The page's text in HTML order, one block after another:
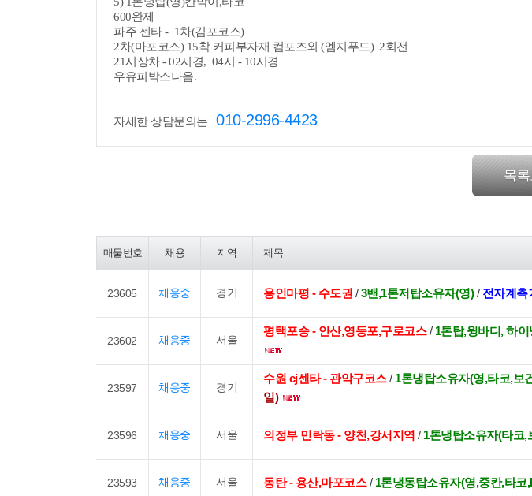
600완제
파주 센타 - 1차(김포코스)
2차(마포코스) 15착 커피부자재 컴포즈외 (엠지푸드) 2회전
21시상차 - 02시경, 04시 - 10시경
우유피박스나옴.
자세한 상담문의는 010-2996-4423
목
매물번호 채용 지역 제목
23605 채용중 경기 용인마평 - 수도권 /3밴,1톤저탑소유자(영)/ 전자계측
23602 채용중 서울
평택포승 - 안산,영등포,구로코스/ 1톤탑,윙바디, 하
23597 채용중 경기
수원 cj센타 - 관악구코스/ 1톤냉탑소유자(영,타코,보
일)
23596 채용중 서울 의정부 민락동 - 양천,강서지역 / 1톤냉탑소유자(타코,
23593 채용중 서울 동탄 - 용산,마포코스/ 1톤냉동탑소유자(영,중칸,타코